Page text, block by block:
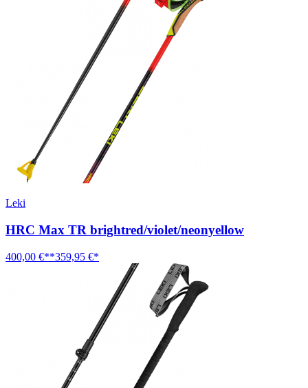
Leki
HRC Max TR brightred/violet/neonyellow
400,00 €**359,95 €*